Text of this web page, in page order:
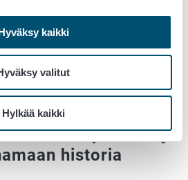
kaikki
valitut
Hylkää kaikki
oireita.
taudinmääritys voidaan
koska muut virukset
oireita.
siemenperunaa ja
historia